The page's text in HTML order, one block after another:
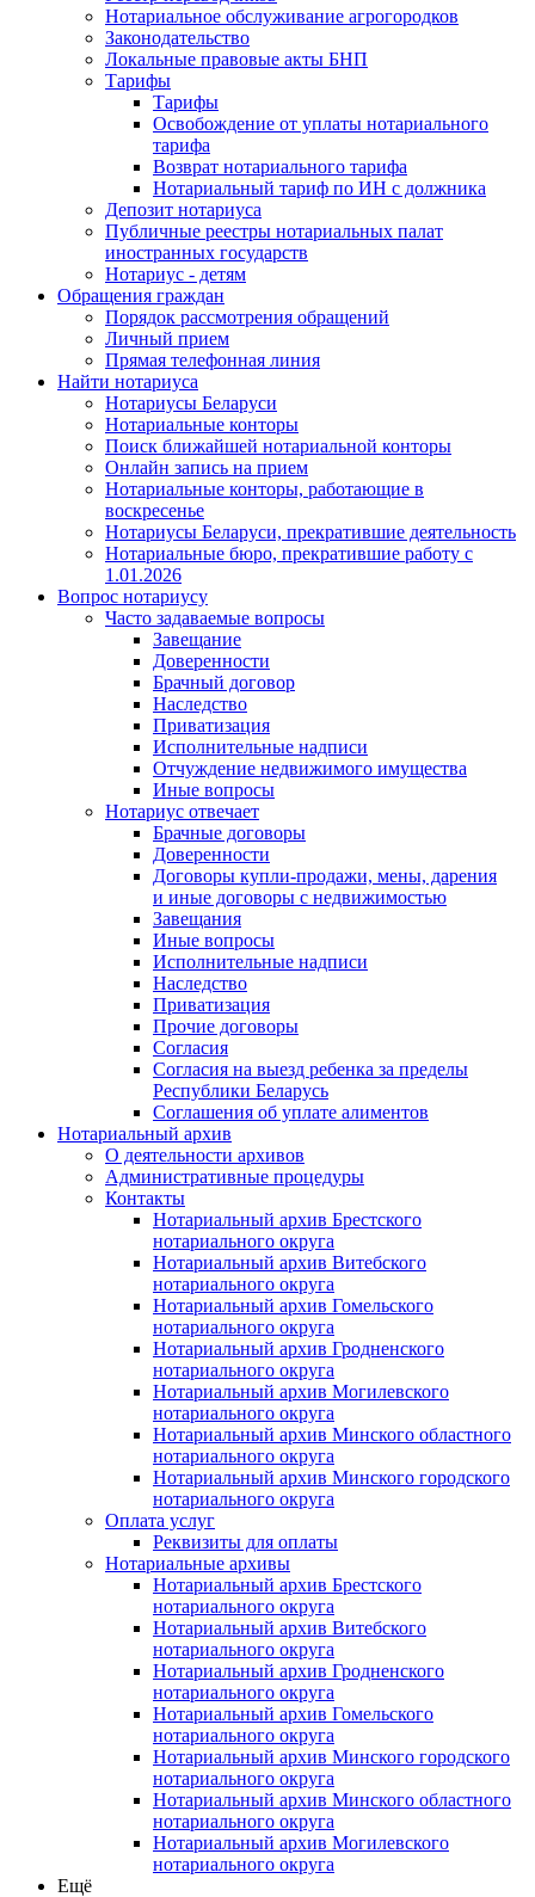
Нотариальное обслуживание агрогородков
Законодательство
Локальные правовые акты БНП
Тарифы
Тарифы
Освобождение от уплаты нотариального
тарифа
Возврат нотариального тарифа
Нотариальный тариф по ИН с должника
Депозит нотариуса
Публичные реестры нотариальных палат
иностранных государств
Нотариус - детям
Обращения граждан
Порядок рассмотрения обращений
Личный прием
Прямая телефонная линия
Найти нотариуса
Нотариусы Беларуси
Нотариальные конторы
Поиск ближайшей нотариальной конторы
Онлайн запись на прием
Нотариальные конторы, работающие в
воскресенье
Нотариусы Беларуси, прекратившие деятельность
Нотариальные бюро, прекратившие работу с
1.01.2026
Вопрос нотариусу
Часто задаваемые вопросы
Завещание
Доверенности
Брачный договор
Наследство
Приватизация
Исполнительные надписи
Отчуждение недвижимого имущества
Иные вопросы
Нотариус отвечает
Брачные договоры
Доверенности
Договоры купли-продажи, мены, дарения
и иные договоры с недвижимостью
Завещания
Иные вопросы
Исполнительные надписи
Наследство
Приватизация
Прочие договоры
Согласия
Согласия на выезд ребенка за пределы
Республики Беларусь
Соглашения об уплате алиментов
Нотариальный архив
О деятельности архивов
Административные процедуры
Контакты
Нотариальный архив Брестского
нотариального округа
Нотариальный архив Витебского
нотариального округа
Нотариальный архив Гомельского
нотариального округа
Нотариальный архив Гродненского
нотариального округа
Нотариальный архив Могилевского
нотариального округа
Нотариальный архив Минского областного
нотариального округа
Нотариальный архив Минского городского
нотариального округа
Оплата услуг
Реквизиты для оплаты
Нотариальные архивы
Нотариальный архив Брестского
нотариального округа
Нотариальный архив Витебского
нотариального округа
Нотариальный архив Гродненского
нотариального округа
Нотариальный архив Гомельского
нотариального округа
Нотариальный архив Минского городского
нотариального округа
Нотариальный архив Минского областного
нотариального округа
Нотариальный архив Могилевского
нотариального округа
Ещё